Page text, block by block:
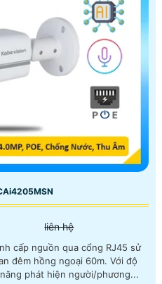
liên hệ
cấp nguồn qua cổng RJ45 sử
hồng ngoại 60m. Với độ
phát hiện người/phương...